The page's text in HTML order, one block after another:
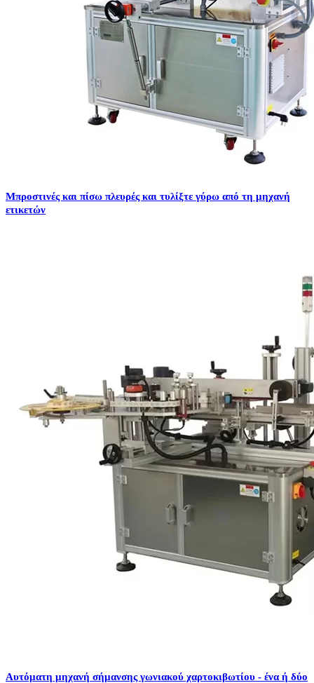
Μπροστινές και πίσω πλευρές και τυλίξτε γύρω από τη μηχανή
ετικετών
Αυτόματη μηχανή σήμανσης γωνιακού χαρτοκιβωτίου - ένα ή δύο